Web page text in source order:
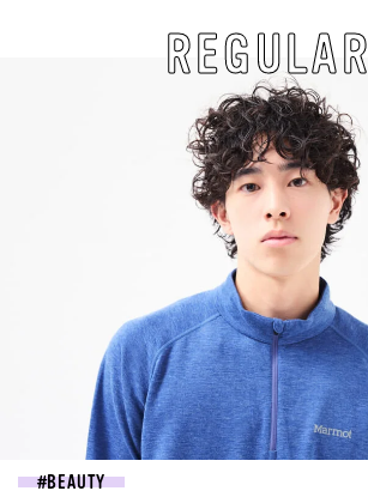
REGULAR
BEAUTY